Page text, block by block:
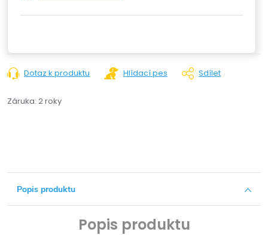
Dotaz k produktu Hlídací pes Sdílet
Záruka: 2 roky
Popis produktu
Popis produktu